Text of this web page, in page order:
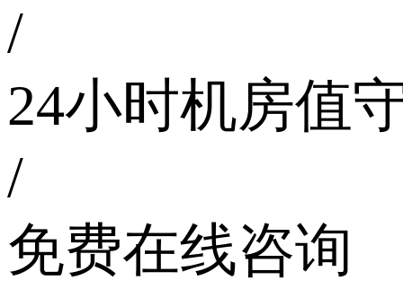
/
24小时机房值
/
免费在线咨询